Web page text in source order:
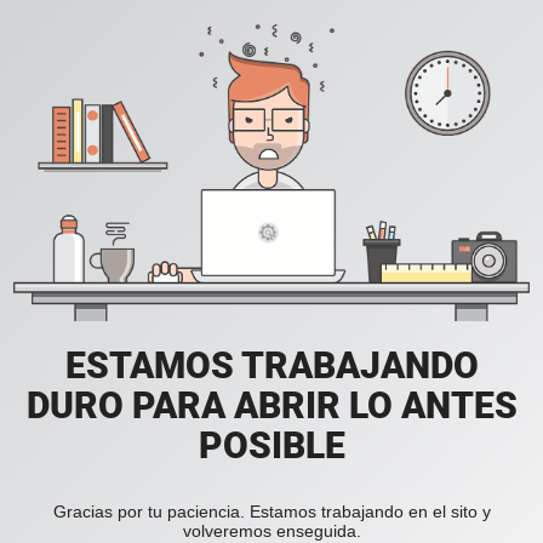
ESTAMOS TRABAJANDO
DURO PARA ABRIR LO ANTES
POSIBLE
Gracias por tu paciencia. Estamos trabajando en el sito y
volveremos enseguida.